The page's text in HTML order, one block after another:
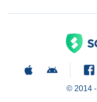
© 2014 -